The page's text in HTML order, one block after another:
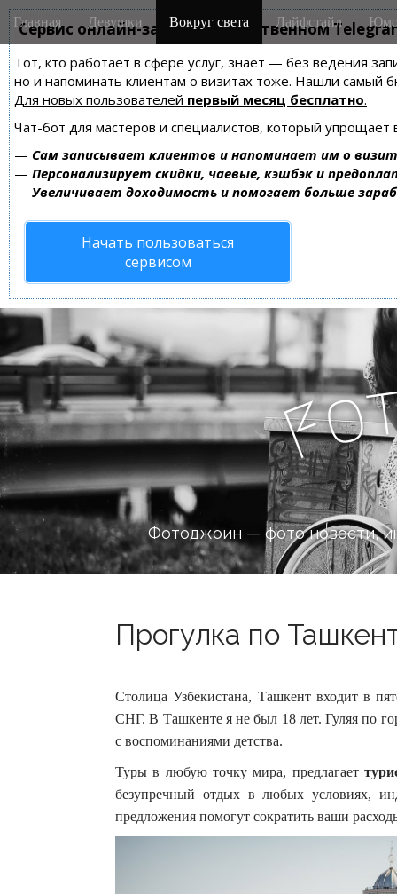
Сервис онлайн-записи на собственном
Тот, кто работает в сфере услуг, знает — без ведения
но и напоминать клиентам о визитах тоже. Нашли самый
Для новых пользователей первый месяц бесплатно.
Чат-бот для мастеров и специалистов, который упрощает
— Сам записывает клиентов и напоминает им о
— Персонализирует скидки, чаевые, кэшбэк и
— Увеличивает доходимость и помогает больше
Начать пользоваться
сервисом
M
a
n
m
e
n
u
i
Главная Девушки Вокруг света Лайфстайл
Fo
Фотоджоин — фото новости,
Прогулка по
Столица Узбекистана, Ташкент входит в
СНГ. В Ташкенте я не был 18 лет. Гуляя по
с воспоминаниями детства.
Туры в любую точку мира, предлагает
безупречный отдых в любых условиях,
предложения помогут сократить ваши